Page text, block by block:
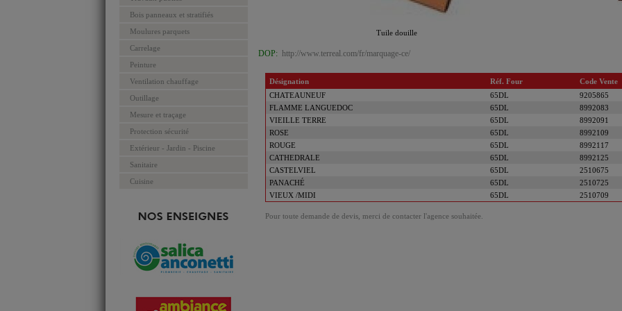
Bois panneaux et stratifiés
Moulures parquets
Carrelage
Peinture
Ventilation chauffage
Outillage
Mesure et traçage
Protection sécurité
Extérieur - Jardin - Piscine
Sanitaire
Cuisine
Tuile douille
DOP: http://www.terreal.com/fr/marquage-ce/
Désignation Réf. Four
Code Vente
CHATEAUNEUF
65DL
9205865
FLAMME LANGUEDOC
65DL
8992083
VIEILLE TERRE
65DL
8992091
ROSE
65DL
8992109
ROUGE
65DL
8992117
CATHEDRALE
65DL
8992125
CASTELVIEL
65DL
2510675
PANACHÉ
65DL
2510725
VIEUX /MIDI
65DL 2510709
Pour toute demande de devis, merci de contacter l'agence souhaitée.